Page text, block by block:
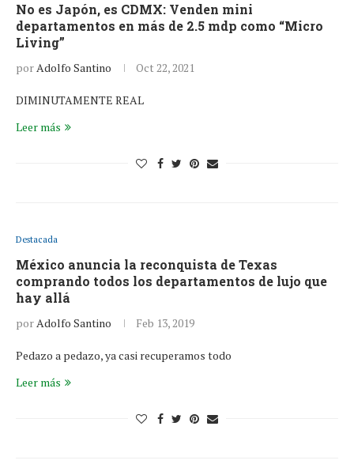
No es Japón, es CDMX: Venden mini
departamentos en más de 2.5 mdp como “Micro
Living”
porAdolfo Santino Oct 22, 2021
DIMINUTAMENTE REAL
Leer más
Destacada
México anuncia la reconquista de Texas
comprando todos los departamentos de lujo que
hay allá
porAdolfo Santino Feb 13, 2019
Pedazo a pedazo, ya casi recuperamos todo
Leer más